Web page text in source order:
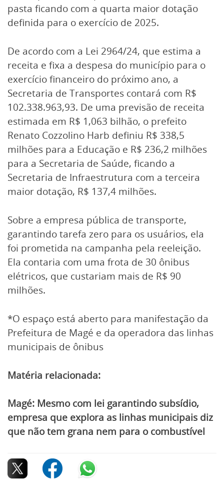
pasta ficando com a quarta maior dotação
definida para o exercício de 2025.
De acordo com a Lei 2964/24, que estima a
receita e fixa a despesa do município para o
exercício financeiro do próximo ano, a
Secretaria de Transportes contará com R$
102.338.963,93. De uma previsão de receita
estimada em R$ 1,063 bilhão, o prefeito
Renato Cozzolino Harb definiu R$ 338,5
milhões para a Educação e R$ 236,2 milhões
para a Secretaria de Saúde, ficando a
Secretaria de Infraestrutura com a terceira
maior dotação, R$ 137,4 milhões.
Sobre a empresa pública de transporte,
garantindo tarefa zero para os usuários, ela
foi prometida na campanha pela reeleição.
Ela contaria com uma frota de 30 ônibus
elétricos, que custariam mais de R$ 90
milhões.
*O espaço está aberto para manifestação da
Prefeitura de Magé e da operadora das linhas
municipais de ônibus
Matéria relacionada:
Magé: Mesmo com lei garantindo subsídio,
empresa que explora as linhas municipais diz
que não tem grana nem para o combustível